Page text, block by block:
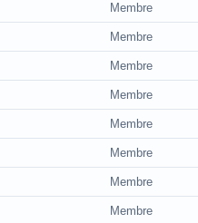
Membre
Membre
Membre
Membre
Membre
Membre
Membre
Membre